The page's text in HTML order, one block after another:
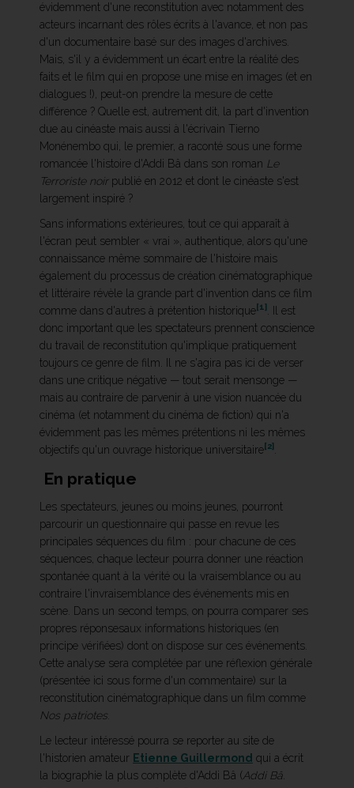
évidemment d'une reconstitution avec notamment des
acteurs incarnant des rôles écrits à l'avance, et non pas
d'un documentaire basé sur des images d'archives.
Mais, s'il y a évidemment un écart entre la réalité des
faits et le film qui en propose une mise en images (et en
dialogues !), peut-on prendre la mesure de cette
différence ? Quelle est, autrement dit, la part d'invention
due au cinéaste mais aussi à l'écrivain Tierno
Monénembo qui, le premier, a raconté sous une forme
romancée l'histoire d'Addi Bâ dans son roman Le
Terroriste noirpublié en 2012 et dont le cinéaste s'est
largement inspiré ?
Sans informations extérieures, tout ce qui apparaît à
l'écran peut sembler « vrai », authentique, alors qu'une
connaissance même sommaire de l'histoire mais
également du processus de création cinématographique
et littéraire révèle la grande part d'invention dans ce film
comme dans d'autres à prétention historique[1] . Il est
donc important que les spectateurs prennent conscience
du travail de reconstitution qu'implique pratiquement
toujours ce genre de film. Il ne s'agira pas ici de verser
dans une critique négative — tout serait mensonge —
mais au contraire de parvenir à une vision nuancée du
cinéma (et notamment du cinéma de fiction) qui n'a
évidemment pas les mêmes prétentions ni les mêmes
objectifs qu'un ouvrage historique universitaire[2]
En pratique
Les spectateurs, jeunes ou moins jeunes, pourront
parcourir un questionnaire qui passe en revue les
principales séquences du film : pour chacune de ces
séquences, chaque lecteur pourra donner une réaction
spontanée quant à la vérité ou la vraisemblance ou au
contraire l'invraisemblance des événements mis en
scène. Dans un second temps, on pourra comparer ses
propres réponsesaux informations historiques (en
principe vérifiées) dont on dispose sur ces événements.
Cette analyse sera complétée par une réflexion générale
(présentée ici sous forme d'un commentaire) sur la
reconstitution cinématographique dans un film comme
Nos patriotes
Le lecteur intéressé pourra se reporter au site de
l'historien amateur Etienne Guillermond qui a écrit
la biographie la plus complète d'Addi Bâ (Addi Bâ.